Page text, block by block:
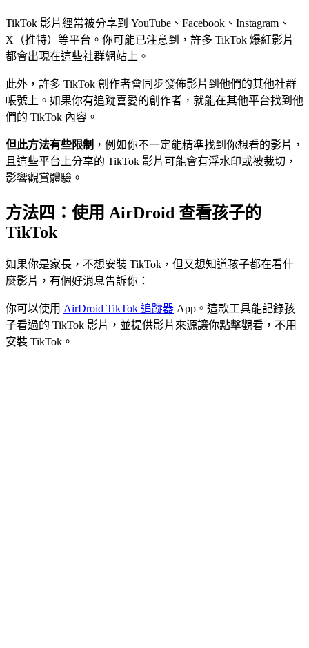
TikTok 影片經常被分享到 YouTube、Facebook、Instagram、
X（推特）等平台。你可能已注意到，許多 TikTok 爆紅影片
都會出現在這些社群網站上。
此外，許多 TikTok 創作者會同步發佈影片到他們的其他社群
帳號上。如果你有追蹤喜愛的創作者，就能在其他平台找到他
們的 TikTok 內容。
但此方法有些限制 ，例如你不一定能精準找到你想看的影片，
且這些平台上分享的 TikTok 影片可能會有浮水印或被裁切，
影響觀賞體驗。
方法四：使用 AirDroid 查看孩子的
TikTok
如果你是家長，不想安裝 TikTok，但又想知道孩子都在看什
麼影片，有個好消息告訴你：
你可以使用 AirDroid TikTok 追蹤器 App。這款工具能記錄孩
子看過的 TikTok 影片，並提供影片來源讓你點擊觀看，不用
安裝 TikTok。